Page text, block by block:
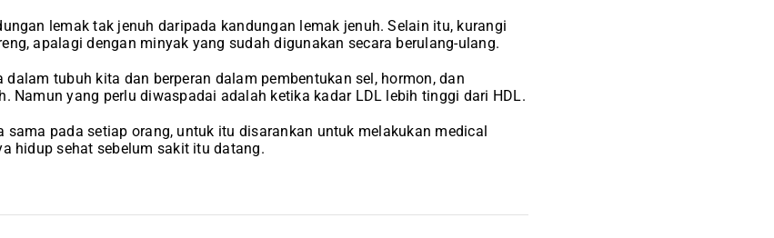
lemak tak jenuh daripada kandungan lemak jenuh. Selain itu, kurangi
apalagi dengan minyak yang sudah digunakan secara berulang-ulang.
dalam tubuh kita dan berperan dalam pembentukan sel, hormon, dan
Namun yang perlu diwaspadai adalah ketika kadar LDL lebih tinggi dari HDL.
sama pada setiap orang, untuk itu disarankan untuk melakukan medical
hidup sehat sebelum sakit itu datang.